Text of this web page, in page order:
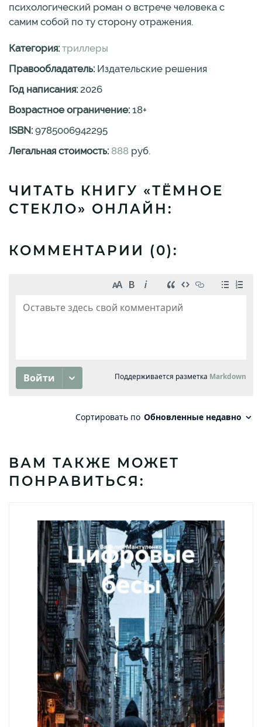
психологический роман о встрече человека с
самим собой по ту сторону отражения.
Категория: триллеры
Правообладатель: Издательские решения
Год написания: 2026
Возрастное ограничение: 18+
ISBN: 9785006942295
Легальная стоимость: 888 руб.
ЧИТАТЬ КНИГУ «ТЁМНОЕ
СТЕКЛО» ОНЛАЙН:
КОММЕНТАРИИ (0):
ВАМ ТАКЖЕ МОЖЕТ
ПОНРАВИТЬСЯ: